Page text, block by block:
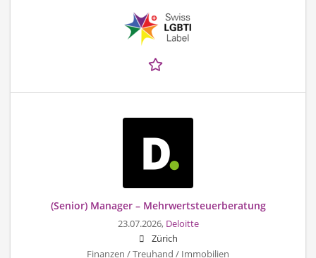
(Senior) Manager – Mehrwertsteuerberatung
23.07.2026, Deloitte
Zürich
Finanzen / Treuhand / Immobilien